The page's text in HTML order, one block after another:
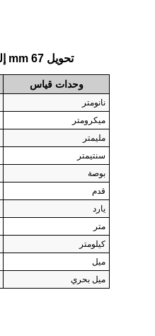
تحويل 67 mm إلى الطول الشائعة
وحدات قياس
نانومتر
ميكرومتر
مليمتر
سنتيمتر
بوصة
قدم
يارد
متر
كيلومتر
ميل
ميل بحري